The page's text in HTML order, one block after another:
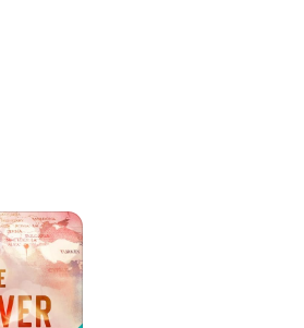
au dernier étage de
entreprise... Cette aventure d’un